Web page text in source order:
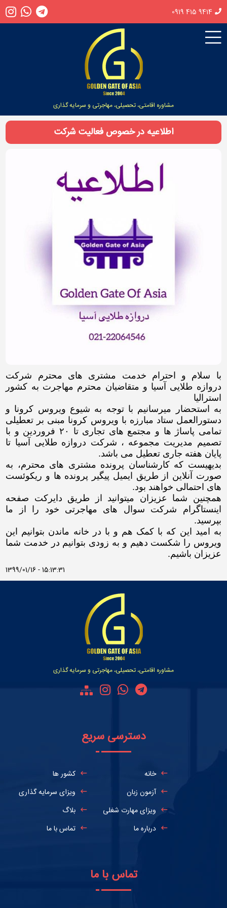
0919 415 9414
مشاوره اقامتی، تحصیلی، مهاجرتی و سرمایه گذاری
اطلاعیه در خصوص فعالیت شرکت
با سلام و احترام خدمت مشتری های محترم شرکت
دروازه طلایی آسیا و متقاضیان محترم مهاجرت به کشور
استرالیا
به استحضار میرسانیم با توجه به شیوع ویروس کرونا و
دستورالعمل ستاد مبارزه با ویروس کرونا مبنی بر تعطیلی
تمامی پاساژ ها و مجتمع های تجاری تا ۲۰ فروردین و با
تصمیم مدیریت مجموعه ، شرکت دروازه طلایی آسیا تا
پایان هفته جاری تعطیل می باشد.
بدیهیست که کارشناسان پرونده مشتری های محترم، به
صورت آنلاین از طریق ایمیل پیگیر پرونده ها و ریکوئست
های احتمالی خواهند بود.
همچنین شما عزیزان میتوانید از طریق دایرکت صفحه
اینستاگرام شرکت سوال های مهاجرتی خود را از ما
بپرسید.
به امید این که با کمک هم و با در خانه ماندن بتوانیم این
ویروس را شکست دهیم و به زودی بتوانیم در خدمت شما
عزیزان باشیم.
1399/01/16 - 15:13:31
مشاوره اقامتی، تحصیلی، مهاجرتی و سرمایه گذاری
دسترسی سریع
خانه
کشور ها
آزمون زبان
ویزای سرمایه گذاری
ویزای مهارت شغلی
بلاگ
درباره ما
تماس با ما
تماس با ما